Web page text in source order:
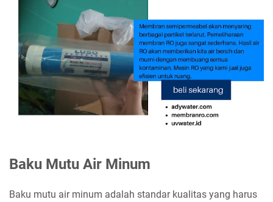
Baku Mutu Air Minum
Baku mutu air minum adalah standar kualitas yang harus